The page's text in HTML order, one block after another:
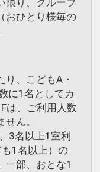
おひとり様毎の
り、こどもA・
に1名としてカ
は、ご利用人数
ん。
3名以上1室利
1名以上）の
一部、おとな1